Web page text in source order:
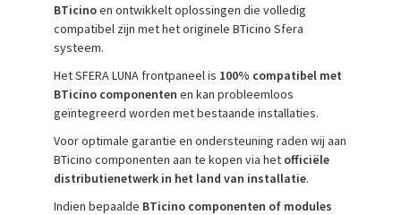
BTicinoen ontwikkelt oplossingen die volledig
compatibel zijn met het originele BTicino Sfera
systeem.
Het SFERA LUNA frontpaneel is 100% compatibel met
BTicino componenten en kan probleemloos
geïntegreerd worden met bestaande installaties.
Voor optimale garantie en ondersteuning raden wij aan
BTicino componenten aan te kopen via het officiële
distributienetwerk in het land van installatie.
Indien bepaalde BTicino componenten of modules